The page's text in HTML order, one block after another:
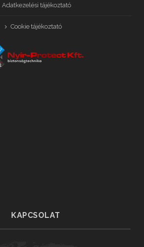
Adatkezelési tájékoztató
Cookie tájékoztató
KAPCSOLAT